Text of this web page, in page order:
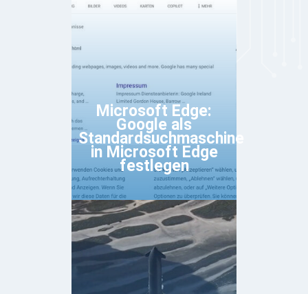
Microsoft Edge:
Google als
Standardsuchmaschine
in Microsoft Edge
festlegen